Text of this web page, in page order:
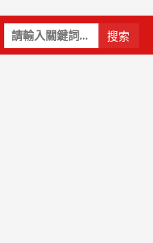
關
鍵
Primary
Menu